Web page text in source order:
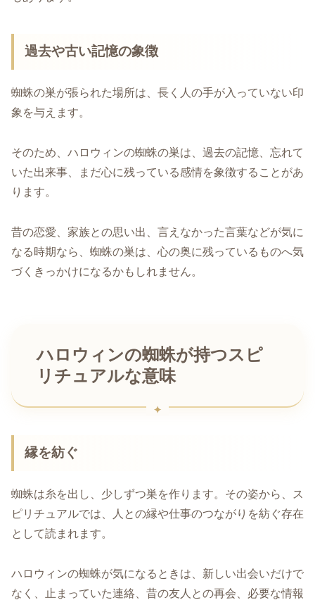
過去や古い記憶の象徴
蜘蛛の巣が張られた場所は、長く人の手が入っていない印
象を与えます。
そのため、ハロウィンの蜘蛛の巣は、過去の記憶、忘れて
いた出来事、まだ心に残っている感情を象徴することがあ
ります。
昔の恋愛、家族との思い出、言えなかった言葉などが気に
なる時期なら、蜘蛛の巣は、心の奥に残っているものへ気
づくきっかけになるかもしれません。
ハロウィンの蜘蛛が持つスピ
リチュアルな意味
縁を紡ぐ
蜘蛛は糸を出し、少しずつ巣を作ります。その姿から、ス
ピリチュアルでは、人との縁や仕事のつながりを紡ぐ存在
として読まれます。
ハロウィンの蜘蛛が気になるときは、新しい出会いだけで
なく、止まっていた連絡、昔の友人との再会、必要な情報